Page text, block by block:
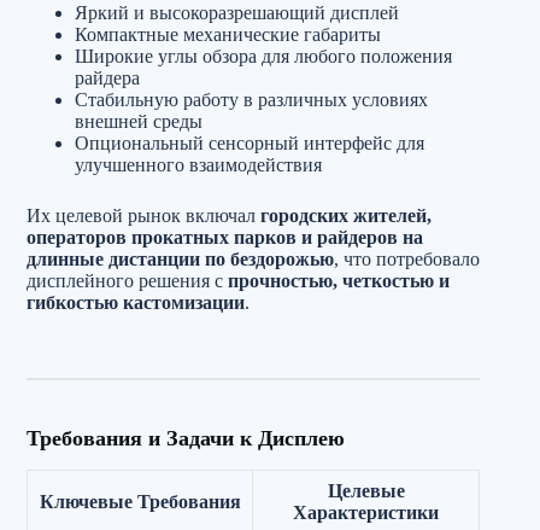
Яркий и высокоразрешающий дисплей
Компактные механические габариты
Широкие углы обзора для любого положения
райдера
Стабильную работу в различных условиях
внешней среды
Опциональный сенсорный интерфейс для
улучшенного взаимодействия
Их целевой рынок включал городских жителей,
операторов прокатных парков и райдеров на
длинные дистанции по бездорожью, что потребовало
дисплейного решения с прочностью, четкостью и
гибкостью кастомизации.
Требования и Задачи к Дисплею
Ключевые Требования
Целевые
Характеристики